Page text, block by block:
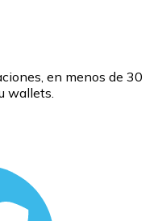
en menos de 30
wallets.